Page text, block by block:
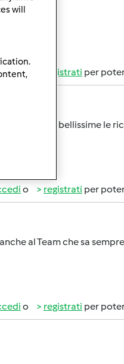
o registrati per
davvero bellissime le
o registrati per
al Team che sa
o registrati per
will